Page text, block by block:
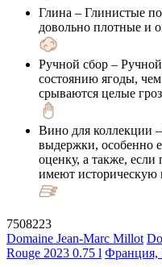
Глина – Глинистые
довольно плотные и
Ручной сбор –
состоянию ягоды,
срываются целые
Вино для коллекции
выдержки, особенно
оценку, а также,
имеют историческую
7508223
Domaine Jean-Marc Millot
Rouge 2023 0.75 l Франция,